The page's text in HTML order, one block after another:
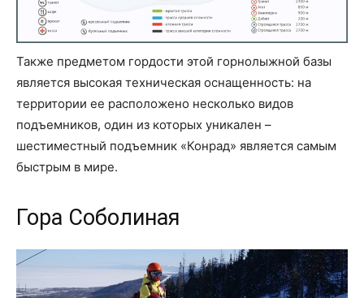
Также предметом гордости этой горнолыжной базы
является высокая техническая оснащенность: на
территории ее расположено несколько видов
подъемников, один из которых уникален –
шестиместный подъемник «Конрад» является самым
быстрым в мире.
Гора Соболиная